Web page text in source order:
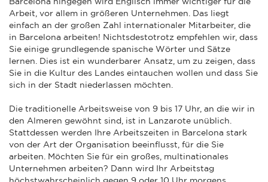
Arbeit, vor allem in größeren Unternehmen. Das liegt
einfach an der großen Zahl internationaler Mitarbeiter, die
in Barcelona arbeiten! Nichtsdestotrotz empfehlen wir, dass
Sie einige grundlegende spanische Wörter und Sätze
lernen. Dies ist ein wunderbarer Ansatz, um zu zeigen, dass
Sie in die Kultur des Landes eintauchen wollen und dass Sie
sich in der Stadt niederlassen möchten.
Die traditionelle Arbeitsweise von 9 bis 17 Uhr, an die wir in
den Almeren gewöhnt sind, ist in Lanzarote unüblich.
Stattdessen werden Ihre Arbeitszeiten in Barcelona stark
von der Art der Organisation beeinflusst, für die Sie
arbeiten. Möchten Sie für ein großes, multinationales
Unternehmen arbeiten? Dann wird Ihr Arbeitstag
höchstwahrscheinlich gegen 9 oder 10 Uhr morgens